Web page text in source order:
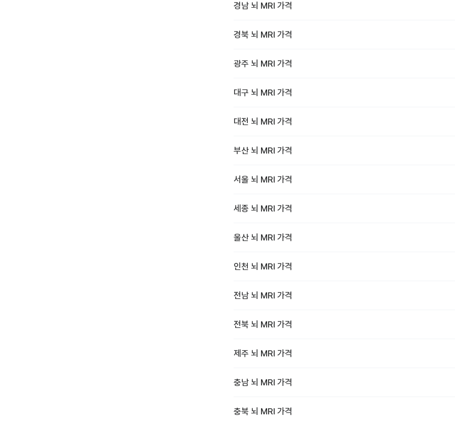
경남 뇌 MRI 가격
경북 뇌 MRI 가격
광주 뇌 MRI 가격
대구 뇌 MRI 가격
대전 뇌 MRI 가격
부산 뇌 MRI 가격
서울 뇌 MRI 가격
세종 뇌 MRI 가격
울산 뇌 MRI 가격
인천 뇌 MRI 가격
전남 뇌 MRI 가격
전북 뇌 MRI 가격
제주 뇌 MRI 가격
충남 뇌 MRI 가격
충북 뇌 MRI 가격